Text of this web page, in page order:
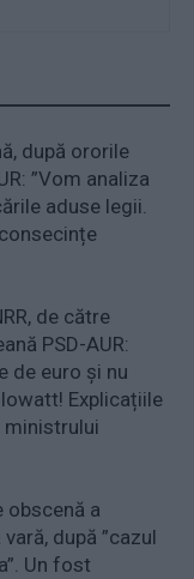
după ororile
”Vom analiza
aduse legii.
de către
PSD-AUR:
de euro și nu
Explicațiile
ministrului
obscenă a
după ”cazul
Un fost